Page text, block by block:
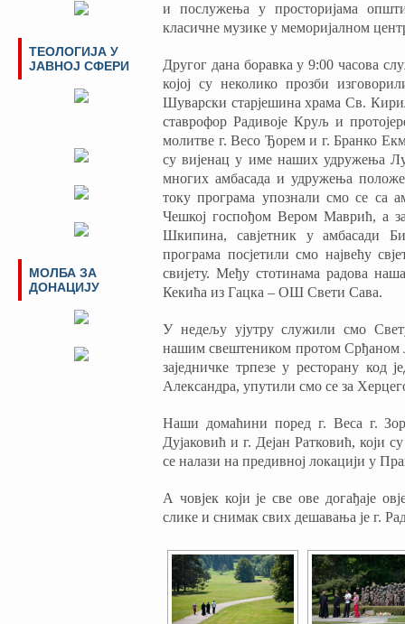
и послужења у просторијама
класичне музике у меморијалном
Другог дана боравка у 9:00 часова
којој су неколико прозби
Шуварски старјешина храма Св.
ставрофор Радивоје Круљ и
молитве г. Весо Ђорем и г. Бранко
су вијенац у име наших удружења
многих амбасада и удружења
току програма упознали смо се са
Чешкој госпођом Вером Маврић, а
Шкипина, савјетник у амбасади
програма посјетили смо највећу
свијету. Међу стотинама радова
Кекића из Гацка – ОШ Свети Сава.
У недељу ујутру служили смо
нашим свештеником протом Срђаном
заједничке трпезе у ресторану
Александра, упутили смо се за
Наши домаћини поред г. Веса г.
Дујаковић и г. Дејан Ратковић, који
се налази на предивној локацији у
А човјек који је све ове догађаје
слике и снимак свих дешавања је г.
ТЕОЛОГИЈА У
ЈАВНОЈ СФЕРИ
МОЛБА ЗА
ДОНАЦИЈУ